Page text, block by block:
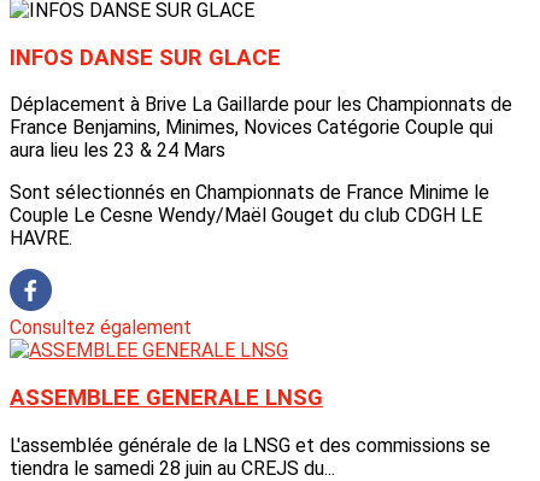
INFOS DANSE SUR GLACE
Déplacement à Brive La Gaillarde pour les Championnats de
France Benjamins, Minimes, Novices Catégorie Couple qui
aura lieu les 23 & 24 Mars
Sont sélectionnés en Championnats de France Minime le
Couple Le Cesne Wendy/Maël Gouget du club CDGH LE
HAVRE.
Consultez également
ASSEMBLEE GENERALE LNSG
L'assemblée générale de la LNSG et des commissions se
tiendra le samedi 28 juin au CREJS du...